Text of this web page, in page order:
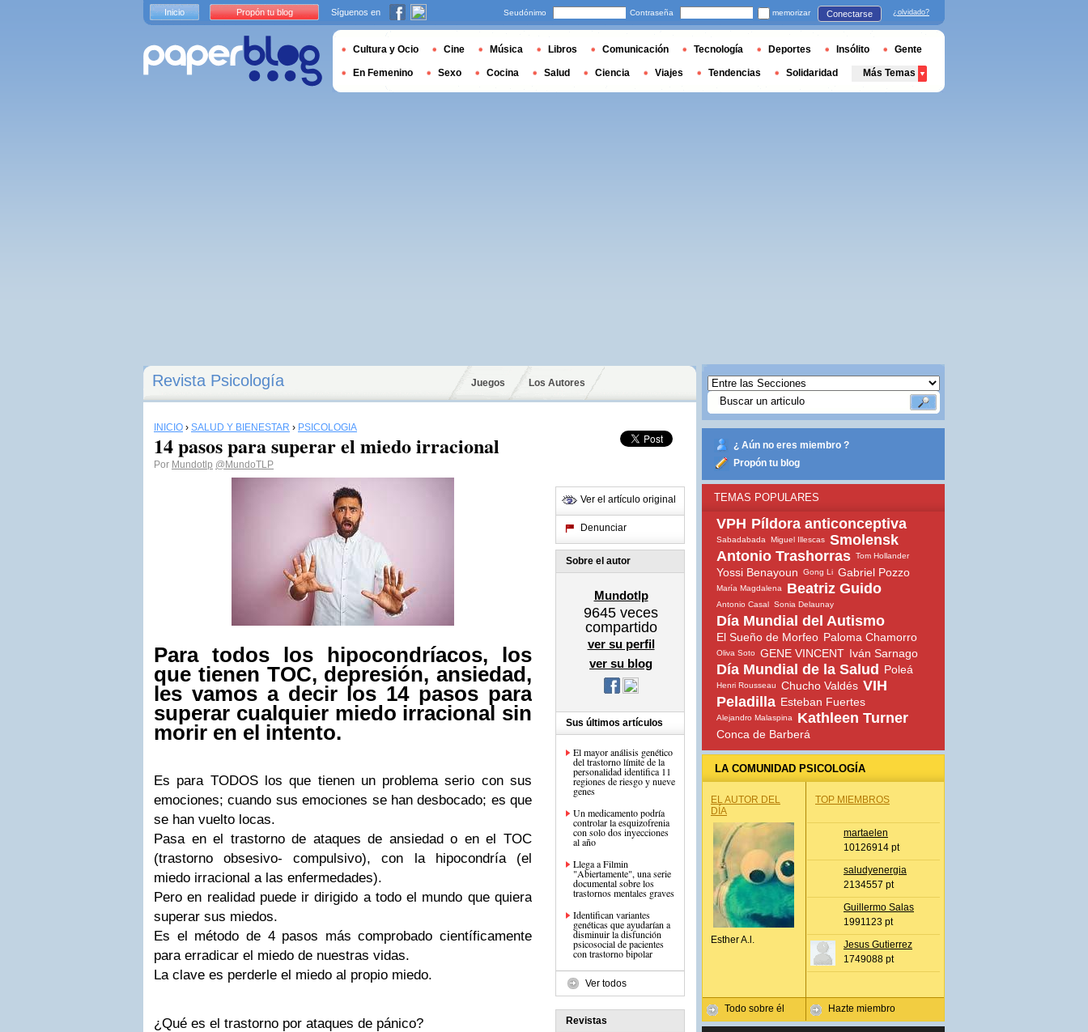
Revista Psicología Juegos Los Autores
INICIO › SALUD Y BIENESTAR › PSICOLOGÍA
14 pasos para superar el miedo irracional
Por Mundotlp @MundoTLP
Para todos los hipocondríacos, los
que tienen TOC, depresión, ansiedad,
les vamos a decir los 14 pasos para
superar cualquier miedo irracional sin
morir en el intento.
Es para TODOS los que tienen un problema serio con sus
emociones; cuando sus emociones se han desbocado; es que
se han vuelto locas.
Pasa en el trastorno de ataques de ansiedad o en el TOC
(trastorno obsesivo- compulsivo), con la hipocondría (el
miedo irracional a las enfermedades).
Pero en realidad puede ir dirigido a todo el mundo que quiera
superar sus miedos.
Es el método de 4 pasos más comprobado científicamente
para erradicar el miedo de nuestras vidas.
La clave es perderle el miedo al propio miedo.
¿Qué es el trastorno por ataques de pánico?
Ver el artículo original
Denunciar
Sobre el autor
Mundotlp
9645 veces
compartido
ver su perfil
ver su blog
Sus últimos artículos
El mayor análisis genético
del trastorno límite de la
personalidad identifica 11
regiones de riesgo y nueve
genes
Un medicamento podría
controlar la esquizofrenia
con solo dos inyecciones
al año
Llega a Filmin
"Abiertamente", una serie
documental sobre los
trastornos mentales graves
Identifican variantes
genéticas que ayudarían a
disminuir la disfunción
psicosocial de pacientes
con trastorno bipolar
Ver todos
Revistas
¿ Aún no eres miembro ?
Propón tu blog
TEMAS POPULARES
VPH Píldora anticonceptiva
Sabadabada Miguel Illescas Smolensk
Antonio Trashorras Tom Hollander
Yossi Benayoun Gong Li Gabriel Pozzo
María Magdalena Beatriz Guido
Antonio Casal Sonia Delaunay
Día Mundial del Autismo
El Sueño de Morfeo Paloma Chamorro
Oliva Soto GENE VINCENT Iván Sarnago
Día Mundial de la Salud Poleá
Henri Rousseau Chucho Valdés VIH
Peladilla Esteban Fuertes
Alejandro Malaspina Kathleen Turner
Conca de Barberá
LA COMUNIDAD PSICOLOGÍA
EL AUTOR DEL
DÍA
Esther A.l.
Todo sobre él
TOP MIEMBROS
martaelen
10126914 pt
saludyenergia
2134557 pt
Guillermo Salas
1991123 pt
Jesus Gutierrez
1749088 pt
Hazte miembro
Inicio Propón tu blog Síguenos en Seudónimo Contraseña memorizar Conectarse ¿olvidado?
Cultura y Ocio Cine Música Libros Comunicación Tecnología Deportes Insólito Gente
En Femenino Sexo Cocina Salud Ciencia Viajes Tendencias Solidaridad Más Temas